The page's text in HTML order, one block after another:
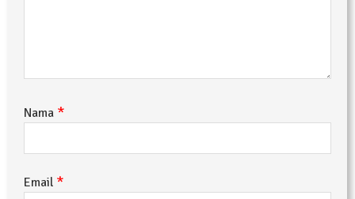
Nama *
Email *